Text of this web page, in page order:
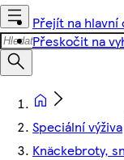
Přejít na hlavní
Přeskočit na
Speciální výživa
Knäckebroty,